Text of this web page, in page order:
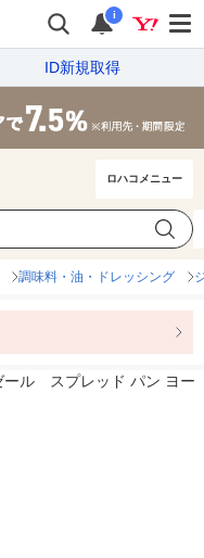
i
ID新規取得
ロハコメニュー
調味料・油・ドレッシング